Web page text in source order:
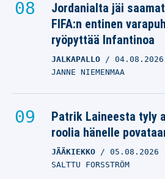
Jordanialta jäi
FIFA:n entinen
ryöpyttää Infantinoa
JALKAPALLO 04.08.2026
JANNE NIEMENMAA
Patrik Laineesta tyly
roolia hänelle
JÄÄKIEKKO 05.08.2026
SALTTU FORSSTRÖM